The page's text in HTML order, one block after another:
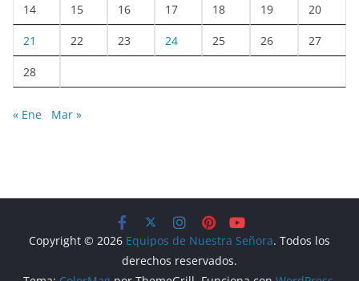
14 15 16 17 18 19 20
21 22 23 24 25 26 27
28
« Ene Mar »
Copyright © 2026 Equipos de Nuestra Señora. Todos los
derechos reservados.